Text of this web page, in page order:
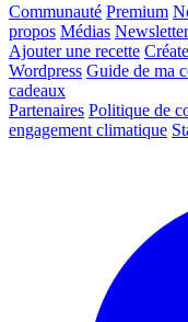
Communauté Premium
propos Médias Newsletter
Ajouter une recette
Wordpress Guide de ma
cadeaux
Partenaires Politique de
engagement climatique